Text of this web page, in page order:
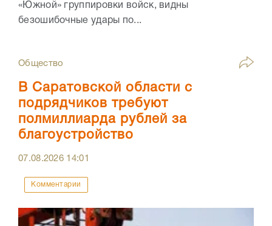
«Южной» группировки войск, видны
безошибочные удары по...
Общество
В Саратовской области с
подрядчиков требуют
полмиллиарда рублей за
благоустройство
07.08.2026 14:01
Комментарии